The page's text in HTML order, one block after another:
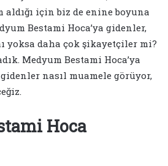
için biz de enine boyuna
Bestami Hoca’ya gidenler,
yoksa daha çok şikayetçiler mi?
Medyum Bestami Hoca’ya
nasıl muamele görüyor,
Hoca